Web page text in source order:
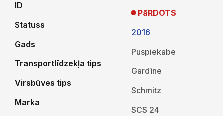
ID
Statuss
Gads
Transportlīdzekļa tips
Virsbūves tips
Marka
PāRDOTS
2016
Puspiekabe
Gardīne
Schmitz
SCS 24